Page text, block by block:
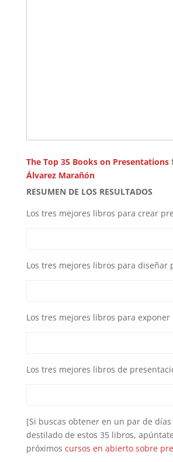
The Top 35 Books on Presentations
Álvarez Marañón
RESUMEN DE LOS RESULTADOS
Los tres mejores libros para crear
Los tres mejores libros para diseñar
Los tres mejores libros para
Los tres mejores libros de
[Si buscas obtener en un par de
destilado de estos 35 libros,
próximos cursos en abierto sobre